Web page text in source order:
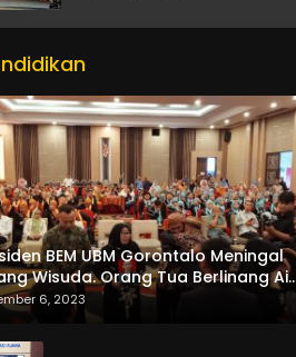
BEM UBM Gorontalo Meningal
Wisuda. Orang Tua Berlinang Air
Menerima SKL dan Pemasangan
6, 2023